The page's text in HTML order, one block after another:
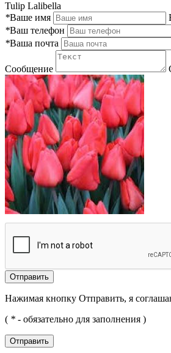
Tulip Lalibella
*Ваше имя
*Ваш телефон
*Ваша почта
Сообщение
Отправить
Нажимая кнопку Отправить, я
( * - обязательно для заполнения )
Отправить